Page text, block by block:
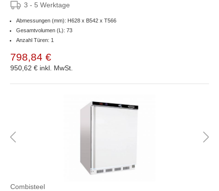
3 - 5 Werktage
Abmessungen (mm): H628 x B542 x T566
Gesamtvolumen (L): 73
Anzahl Türen: 1
798,84 €
950,62 € inkl. MwSt.
Combisteel